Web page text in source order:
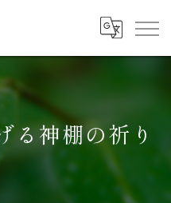
る神棚の祈り